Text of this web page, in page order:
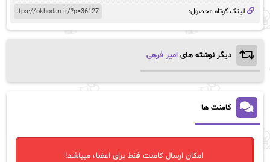
لینک کوتاه محصول:
دیگر نوشته های امیر فرهی
کامنت ها
امکان ارسال کامنت فقط برای اعضاء میباشد!